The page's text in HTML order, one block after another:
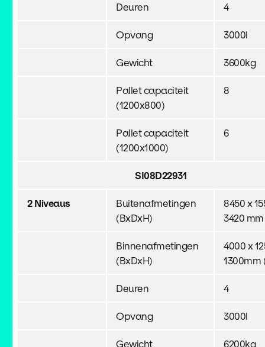
Deuren 4
Opvang 3000l
Gewicht 3600kg
Pallet capaciteit
(1200x800)
8
Pallet capaciteit
(1200x1000)
6
SI08D22931
2 Niveaus
Buitenafmetingen
(BxDxH)
8450 x
3420 mm
Binnenafmetingen
(BxDxH)
4000 x
1300mm
Deuren 4
Opvang 3000l
Gewicht 6200kg